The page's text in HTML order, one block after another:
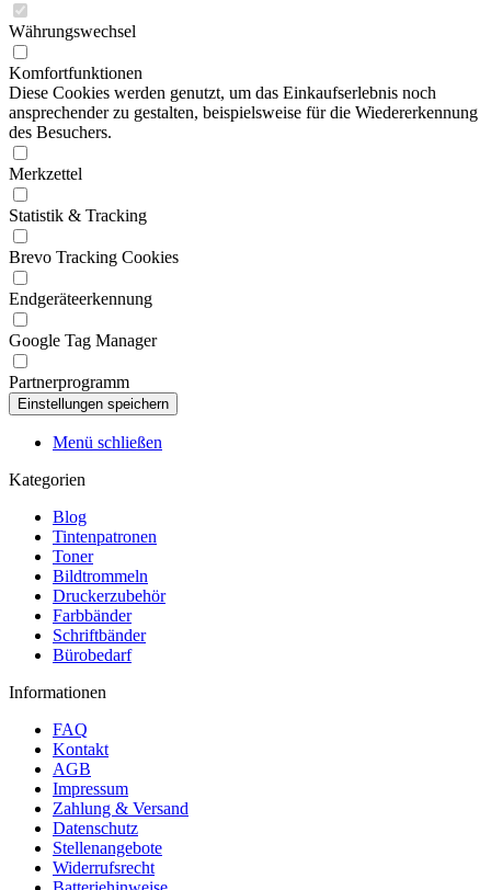
Währungswechsel
Komfortfunktionen
Diese Cookies werden genutzt, um das Einkaufserlebnis noch
ansprechender zu gestalten, beispielsweise für die Wiedererkennung
des Besuchers.
Merkzettel
Statistik & Tracking
Brevo Tracking Cookies
Endgeräteerkennung
Google Tag Manager
Partnerprogramm
Menü schließen
Kategorien
Blog
Tintenpatronen
Toner
Bildtrommeln
Druckerzubehör
Farbbänder
Schriftbänder
Bürobedarf
Informationen
FAQ
Kontakt
AGB
Impressum
Zahlung & Versand
Datenschutz
Stellenangebote
Widerrufsrecht